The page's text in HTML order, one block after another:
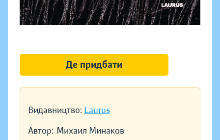
Видавництво: Laurus
Автор: Михаил Минаков
Де придбати